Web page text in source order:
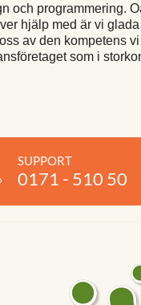
och programmering.
hjälp med är vi
av den kompetens
som i
SUPPORT
0171 - 510 50